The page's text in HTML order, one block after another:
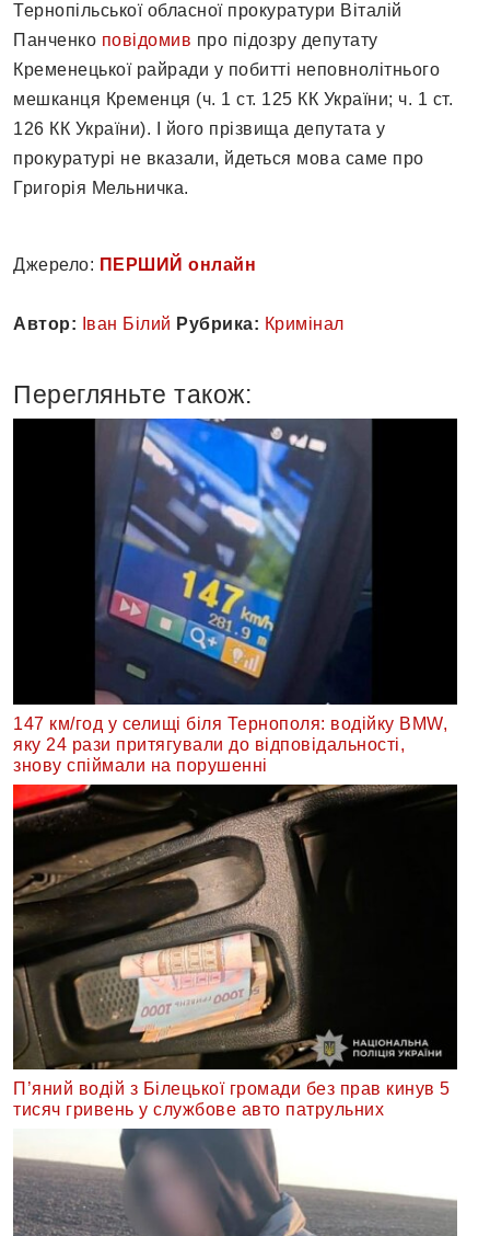
Тернопільської обласної прокуратури Віталій
Панченко повідомив про підозру депутату
Кременецької райради у побитті неповнолітнього
мешканця Кременця (ч. 1 ст. 125 КК України; ч. 1 ст.
126 КК України). І його прізвища депутата у
прокуратурі не вказали, йдеться мова саме про
Григорія Мельничка.
Джерело: ПЕРШИЙ онлайн
Автор: Іван Білий Рубрика: Кримінал
Перегляньте також:
147 км/год у селищі біля Тернополя: водійку BMW,
яку 24 рази притягували до відповідальності,
знову спіймали на порушенні
П’яний водій з Білецької громади без прав кинув 5
тисяч гривень у службове авто патрульних